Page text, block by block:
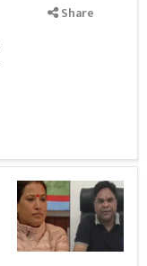
Share